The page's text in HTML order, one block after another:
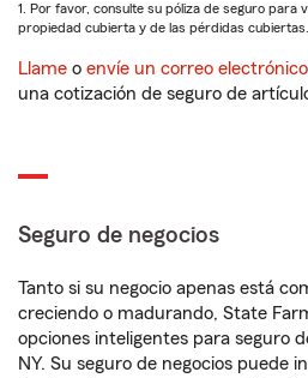
1. Por favor, consulte su póliza de seguro para
propiedad cubierta y de las pérdidas cubiertas.
Llame o envíe un correo
una cotización de seguro de
Seguro de negocios
Tanto si su negocio apenas está
creciendo o madurando, State
opciones inteligentes para seguro
NY. Su seguro de negocios puede